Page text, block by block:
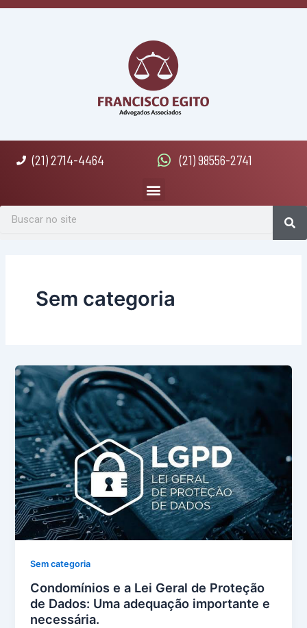
Ir
(21) 2714-4464 (21) 98556-2741
Sem categoria
Sem categoria
Condomínios e a Lei Geral de Proteção
de Dados: Uma adequação importante e
necessária.
Post